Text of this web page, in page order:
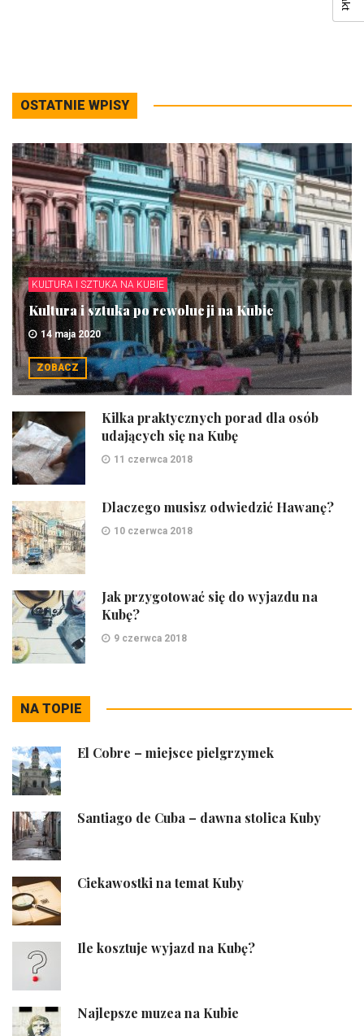
OSTATNIE WPISY
KULTURA I SZTUKA NA KUBIE
Kultura i sztuka po rewolucji na Kubie
14 maja 2020
ZOBACZ
Kilka praktycznych porad dla osób
udających się na Kubę
11 czerwca 2018
Dlaczego musisz odwiedzić Hawanę?
10 czerwca 2018
Jak przygotować się do wyjazdu na
Kubę?
9 czerwca 2018
NA TOPIE
El Cobre – miejsce pielgrzymek
Santiago de Cuba – dawna stolica Kuby
Ciekawostki na temat Kuby
Ile kosztuje wyjazd na Kubę?
Najlepsze muzea na Kubie